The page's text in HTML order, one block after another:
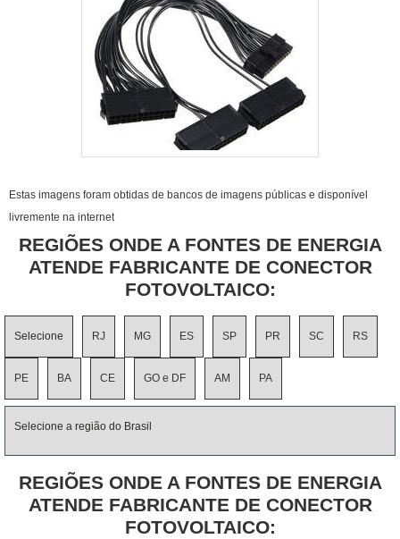
Estas imagens foram obtidas de bancos de imagens públicas e disponível
livremente na internet
REGIÕES ONDE A FONTES DE ENERGIA
ATENDE FABRICANTE DE CONECTOR
FOTOVOLTAICO:
Selecione RJ MG ES SP PR SC RS
PE BA CE GO e DF AM PA
Selecione a região do Brasil
REGIÕES ONDE A FONTES DE ENERGIA
ATENDE FABRICANTE DE CONECTOR
FOTOVOLTAICO: